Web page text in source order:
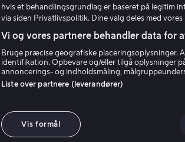
Greg
hvis et behandlingsgrundlag er baseret på legitim
via siden Privatlivspolitik. Dine valg deles med
Vi og vores partnere behandler data for
Bruge præcise geografiske placeringsoplysninger.
identifikation. Opbevare og/eller tilgå oplysninger
annoncerings- og indholdsmåling,
Liste over partnere (leverandører)
Vis formål